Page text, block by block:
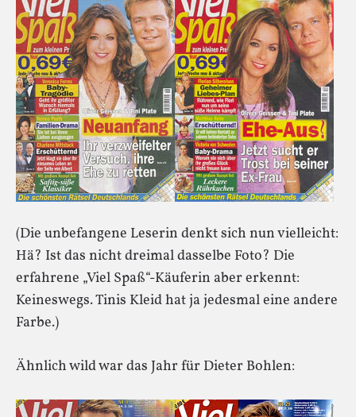
(Die unbefangene Leserin denkt sich nun vielleicht:
Hä? Ist das nicht dreimal dasselbe Foto? Die
erfahrene „Viel Spaß“-Käuferin aber erkennt:
Keineswegs. Tinis Kleid hat ja jedesmal eine andere
Farbe.)
Ähnlich wild war das Jahr für Dieter Bohlen: